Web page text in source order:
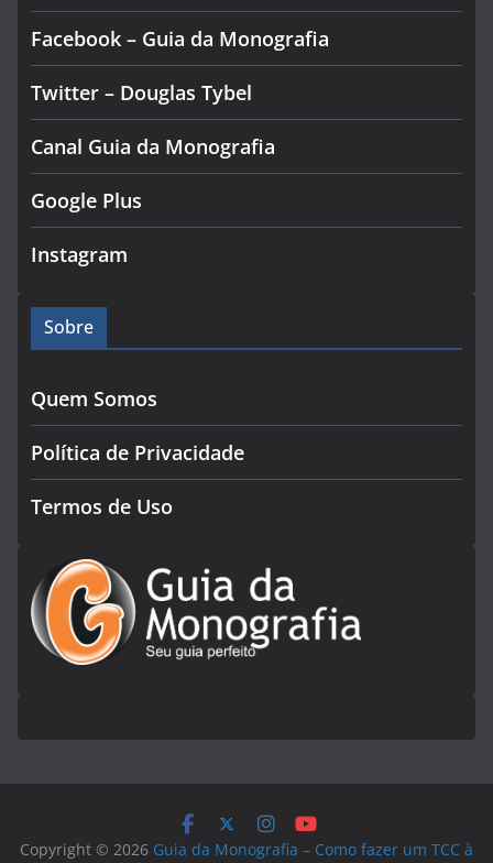
Facebook – Guia da Monografia
Twitter – Douglas Tybel
Canal Guia da Monografia
Google Plus
Instagram
Sobre
Quem Somos
Política de Privacidade
Termos de Uso
Copyright © 2026 Guia da Monografia – Como fazer um TCC à